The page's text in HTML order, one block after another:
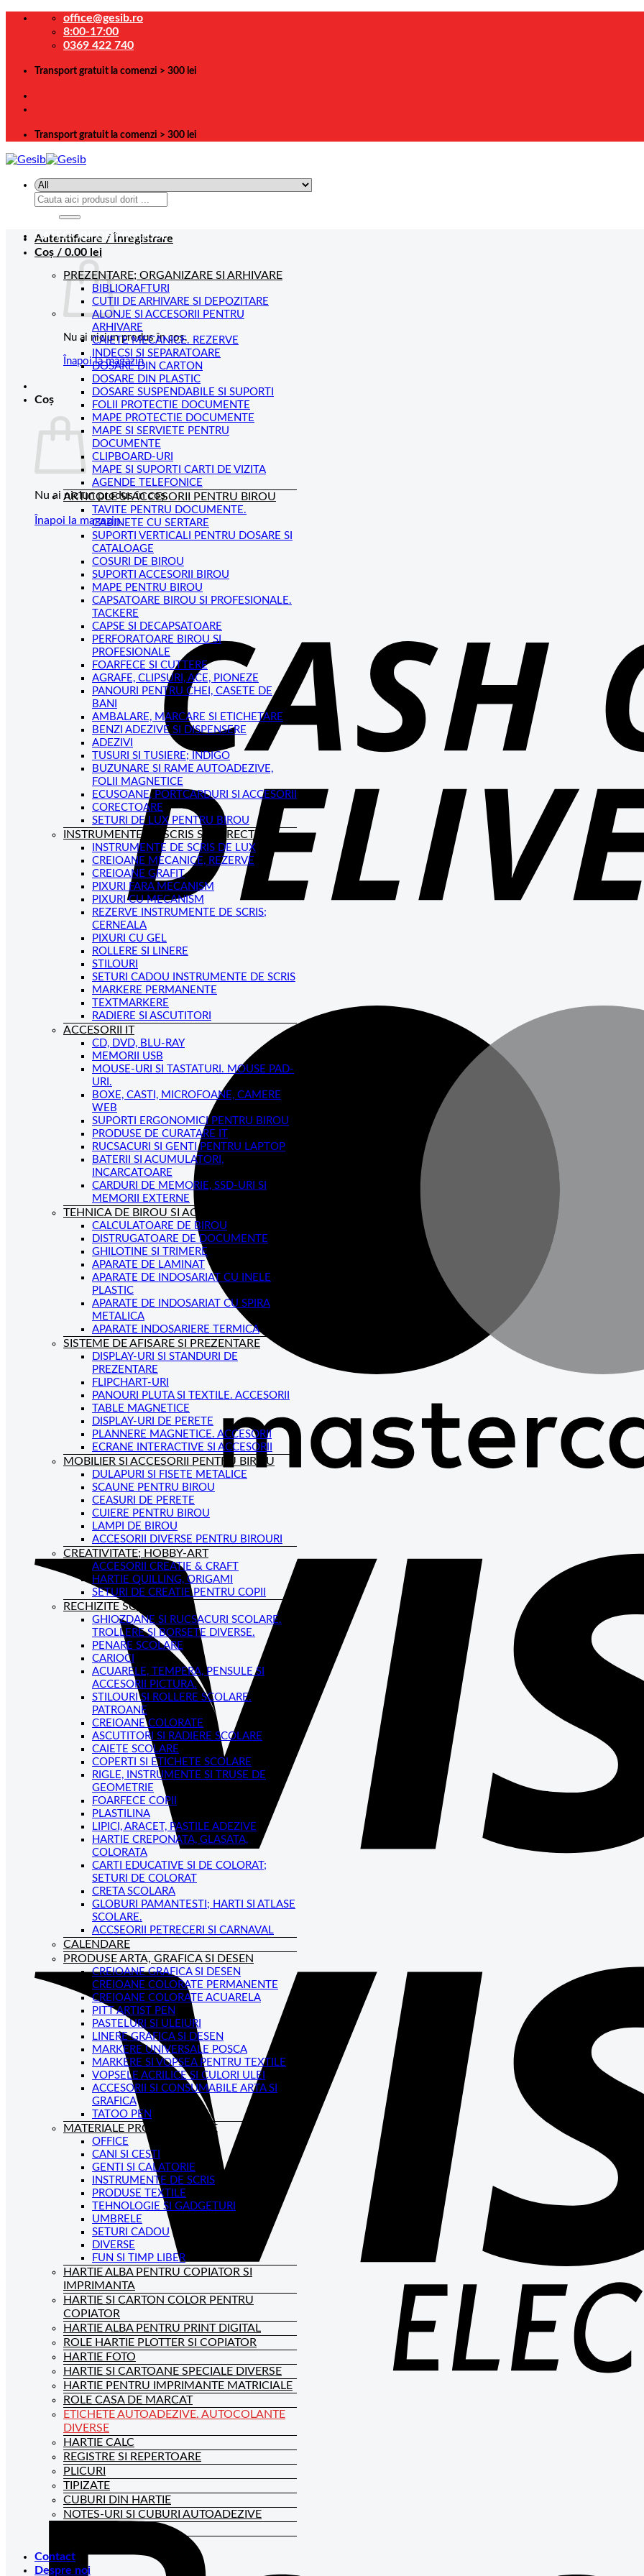
Skip
office@gesib.ro
8:00-17:00
0369 422 740
Transport gratuit la comenzi > 300 lei
Transport gratuit la comenzi > 300 lei
Caută
Autentificare / Înregistrare
Coș / 0.00 lei
Nu ai niciun produs în coș.
Înapoi la magazin
Coș
Nu ai niciun produs în coș.
Înapoi la magazin
CATEGORII DE PRODUSE
PREZENTARE; ORGANIZARE SI ARHIVARE
BIBLIORAFTURI
CUTII DE ARHIVARE SI DEPOZITARE
ALONJE SI ACCESORII PENTRU
ARHIVARE
CAIETE MECANICE. REZERVE
INDECSI SI SEPARATOARE
DOSARE DIN CARTON
DOSARE DIN PLASTIC
DOSARE SUSPENDABILE SI SUPORTI
FOLII PROTECTIE DOCUMENTE
MAPE PROTECTIE DOCUMENTE
MAPE SI SERVIETE PENTRU
DOCUMENTE
CLIPBOARD-URI
MAPE SI SUPORTI CARTI DE VIZITA
AGENDE TELEFONICE
ARTICOLE SI ACCESORII PENTRU BIROU
TAVITE PENTRU DOCUMENTE.
CABINETE CU SERTARE
SUPORTI VERTICALI PENTRU DOSARE SI
CATALOAGE
COSURI DE BIROU
SUPORTI ACCESORII BIROU
MAPE PENTRU BIROU
CAPSATOARE BIROU SI PROFESIONALE.
TACKERE
CAPSE SI DECAPSATOARE
PERFORATOARE BIROU SI
PROFESIONALE
FOARFECE SI CUTTERE
AGRAFE, CLIPSURI, ACE, PIONEZE
PANOURI PENTRU CHEI, CASETE DE
BANI
AMBALARE, MARCARE SI ETICHETARE
BENZI ADEZIVE SI DISPENSERE
ADEZIVI
TUSURI SI TUSIERE; INDIGO
BUZUNARE SI RAME AUTOADEZIVE,
FOLII MAGNETICE
ECUSOANE, PORTCARDURI SI ACCESORII
CORECTOARE
SETURI DE LUX PENTRU BIROU
INSTRUMENTE DE SCRIS SI CORECTAT
INSTRUMENTE DE SCRIS DE LUX
CREIOANE MECANICE, REZERVE
CREIOANE GRAFIT
PIXURI FARA MECANISM
PIXURI CU MECANISM
REZERVE INSTRUMENTE DE SCRIS;
CERNEALA
PIXURI CU GEL
ROLLERE SI LINERE
STILOURI
SETURI CADOU INSTRUMENTE DE SCRIS
MARKERE PERMANENTE
TEXTMARKERE
RADIERE SI ASCUTITORI
ACCESORII IT
CD, DVD, BLU-RAY
MEMORII USB
MOUSE-URI SI TASTATURI. MOUSE PAD-
URI.
BOXE, CASTI, MICROFOANE, CAMERE
WEB
SUPORTI ERGONOMICI PENTRU BIROU
PRODUSE DE CURATARE IT
RUCSACURI SI GENTI PENTRU LAPTOP
BATERII SI ACUMULATORI,
INCARCATOARE
CARDURI DE MEMORIE, SSD-URI SI
MEMORII EXTERNE
TEHNICA DE BIROU SI ACCESORII
CALCULATOARE DE BIROU
DISTRUGATOARE DE DOCUMENTE
GHILOTINE SI TRIMERE
APARATE DE LAMINAT
APARATE DE INDOSARIAT CU INELE
PLASTIC
APARATE DE INDOSARIAT CU SPIRA
METALICA
APARATE INDOSARIERE TERMICA
SISTEME DE AFISARE SI PREZENTARE
DISPLAY-URI SI STANDURI DE
PREZENTARE
FLIPCHART-URI
PANOURI PLUTA SI TEXTILE. ACCESORII
TABLE MAGNETICE
DISPLAY-URI DE PERETE
PLANNERE MAGNETICE. ACCESORII
ECRANE INTERACTIVE SI ACCESORII
MOBILIER SI ACCESORII PENTRU BIROU
DULAPURI SI FISETE METALICE
SCAUNE PENTRU BIROU
CEASURI DE PERETE
CUIERE PENTRU BIROU
LAMPI DE BIROU
ACCESORII DIVERSE PENTRU BIROURI
CREATIVITATE; HOBBY-ART
ACCESORII CREATIE & CRAFT
HARTIE QUILLING, ORIGAMI
SETURI DE CREATIE PENTRU COPII
RECHIZITE SCOLARE
GHIOZDANE SI RUCSACURI SCOLARE.
TROLLERE SI BORSETE DIVERSE.
PENARE SCOLARE
CARIOCI
ACUARELE, TEMPERA, PENSULE SI
ACCESORII PICTURA.
STILOURI SI ROLLERE SCOLARE.
PATROANE
CREIOANE COLORATE
ASCUTITORI SI RADIERE SCOLARE
CAIETE SCOLARE
COPERTI SI ETICHETE SCOLARE
RIGLE, INSTRUMENTE SI TRUSE DE
GEOMETRIE
FOARFECE COPII
PLASTILINA
LIPICI, ARACET, PASTILE ADEZIVE
HARTIE CREPONATA, GLASATA,
COLORATA
CARTI EDUCATIVE SI DE COLORAT;
SETURI DE COLORAT
CRETA SCOLARA
GLOBURI PAMANTESTI; HARTI SI ATLASE
SCOLARE.
ACCSEORII PETRECERI SI CARNAVAL
CALENDARE
PRODUSE ARTA, GRAFICA SI DESEN
CREIOANE GRAFICA SI DESEN
CREIOANE COLORATE PERMANENTE
CREIOANE COLORATE ACUARELA
PITT ARTIST PEN
PASTELURI SI ULEIURI
LINERE GRAFICA SI DESEN
MARKERE UNIVERSALE POSCA
MARKERE SI VOPSEA PENTRU TEXTILE
VOPSELE ACRILICE SI CULORI ULEI
ACCESORII SI CONSUMABILE ARTA SI
GRAFICA
TATOO PEN
MATERIALE PROMOTIONALE
OFFICE
CANI SI CESTI
GENTI SI CALATORIE
INSTRUMENTE DE SCRIS
PRODUSE TEXTILE
TEHNOLOGIE SI GADGETURI
UMBRELE
SETURI CADOU
DIVERSE
FUN SI TIMP LIBER
HARTIE ALBA PENTRU COPIATOR SI
IMPRIMANTA
HARTIE SI CARTON COLOR PENTRU
COPIATOR
HARTIE ALBA PENTRU PRINT DIGITAL
ROLE HARTIE PLOTTER SI COPIATOR
HARTIE FOTO
HARTIE SI CARTOANE SPECIALE DIVERSE
HARTIE PENTRU IMPRIMANTE MATRICIALE
ROLE CASA DE MARCAT
ETICHETE AUTOADEZIVE. AUTOCOLANTE
DIVERSE
HARTIE CALC
REGISTRE SI REPERTOARE
PLICURI
TIPIZATE
CUBURI DIN HARTIE
NOTES-URI SI CUBURI AUTOADEZIVE
Contact
Despre noi